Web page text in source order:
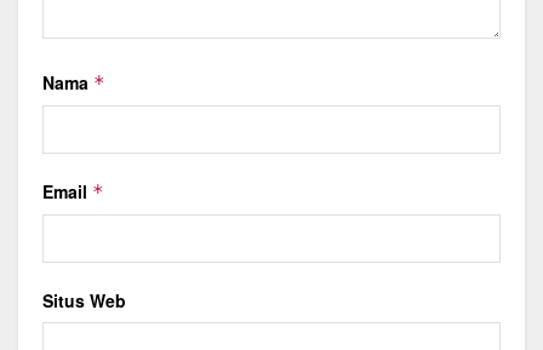
Nama *
Email *
Situs Web